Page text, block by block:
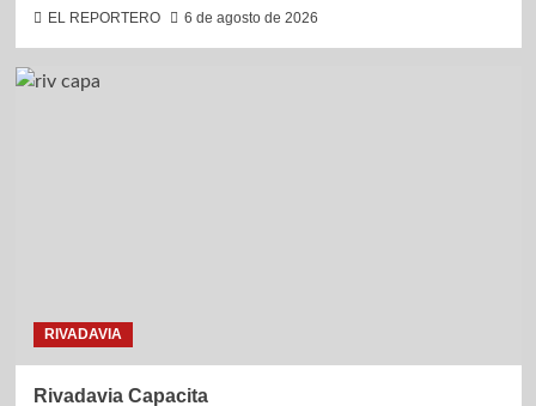
EL REPORTERO 6 de agosto de 2026
RIVADAVIA
Rivadavia Capacita